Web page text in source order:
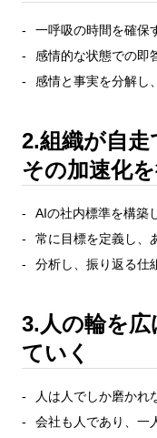
一呼吸の時間を確保
感情的な状態での即
感情と事実を分解し
2.組織が自走
その加速化を
AIの社内標準を構築
常に目標を定義し、
分析し、振り返る仕
3.人の輪を
ていく
人は人でしか磨かれ
会社も人であり、一